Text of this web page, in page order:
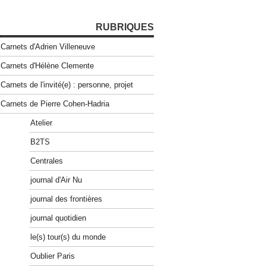
RUBRIQUES
Carnets d'Adrien Villeneuve
Carnets d'Hélène Clemente
Carnets de l'invité(e) : personne, projet
Carnets de Pierre Cohen-Hadria
Atelier
B2TS
Centrales
journal d'Air Nu
journal des frontières
journal quotidien
le(s) tour(s) du monde
Oublier Paris